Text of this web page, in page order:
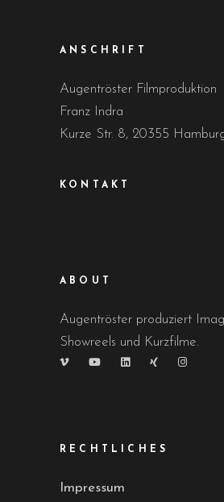
ANSCHRIFT
Augentröster Filmproduktion
Franz Indra
Kurze Str. 8, 20355
KONTAKT
ABOUT
Augentröster produziert
Showreels und Kurzfilme.
RECHTLICHES
Impressum